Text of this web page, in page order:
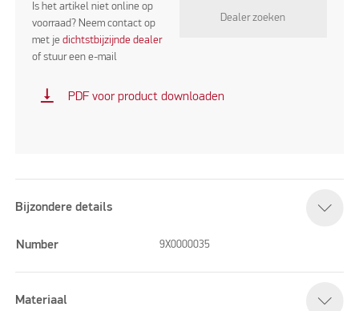
Is het artikel niet online op
voorraad? Neem contact op
met jedichtstbijzijnde dealer
of stuur een e-mail
Dealer zoeken
vertical_align_bottom PDF voor product downloaden
Bijzondere details
Number 9X0000035
Materiaal